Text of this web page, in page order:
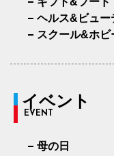
ヘルス&ビュー
スクール&ホビ
イベント
EVENT
母の日